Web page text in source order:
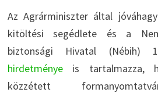
Az Agrárminiszter által
kitöltési segédlete és a
biztonsági Hivatal (Nébih)
hirdetményeis tartalmazza,
közzétett